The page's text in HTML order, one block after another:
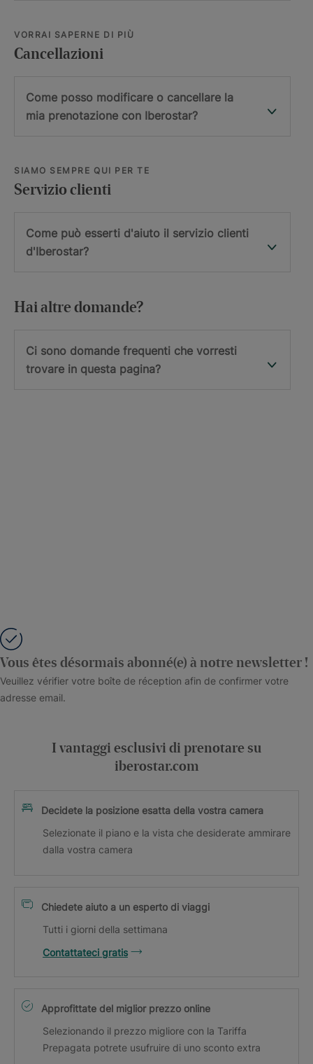
VORRAI SAPERNE DI PIÙ
Cancellazioni
Come posso modificare o cancellare la
mia prenotazione con Iberostar?
SIAMO SEMPRE QUI PER TE
Servizio clienti
Come può esserti d'aiuto il servizio clienti
d'Iberostar?
Hai altre domande?
Ci sono domande frequenti che vorresti
trovare in questa pagina?
Vous êtes désormais abonné(e) à notre newsletter !
Veuillez vérifier votre boîte de réception afin de confirmer votre
adresse email.
I vantaggi esclusivi di prenotare su
iberostar.com
Decidete la posizione esatta della vostra camera
Selezionate il piano e la vista che desiderate ammirare
dalla vostra camera
Chiedete aiuto a un esperto di viaggi
Tutti i giorni della settimana
Contattateci gratis
Approfittate del miglior prezzo online
Selezionando il prezzo migliore con la Tariffa
Prepagata potrete usufruire di uno sconto extra